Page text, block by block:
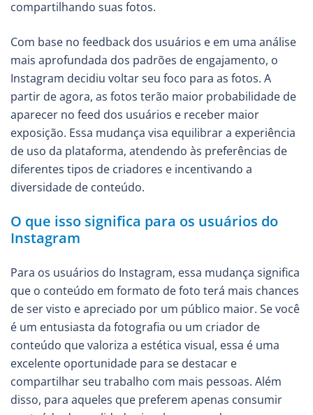
compartilhando suas fotos.
Com base no feedback dos usuários e em uma análise
mais aprofundada dos padrões de engajamento, o
Instagram decidiu voltar seu foco para as fotos. A
partir de agora, as fotos terão maior probabilidade de
aparecer no feed dos usuários e receber maior
exposição. Essa mudança visa equilibrar a experiência
de uso da plataforma, atendendo às preferências de
diferentes tipos de criadores e incentivando a
diversidade de conteúdo.
O que isso significa para os usuários do
Instagram
Para os usuários do Instagram, essa mudança significa
que o conteúdo em formato de foto terá mais chances
de ser visto e apreciado por um público maior. Se você
é um entusiasta da fotografia ou um criador de
conteúdo que valoriza a estética visual, essa é uma
excelente oportunidade para se destacar e
compartilhar seu trabalho com mais pessoas. Além
disso, para aqueles que preferem apenas consumir